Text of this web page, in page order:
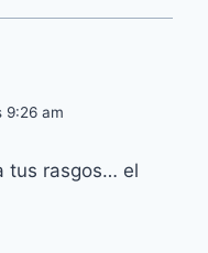
9:26 am
tus rasgos… el